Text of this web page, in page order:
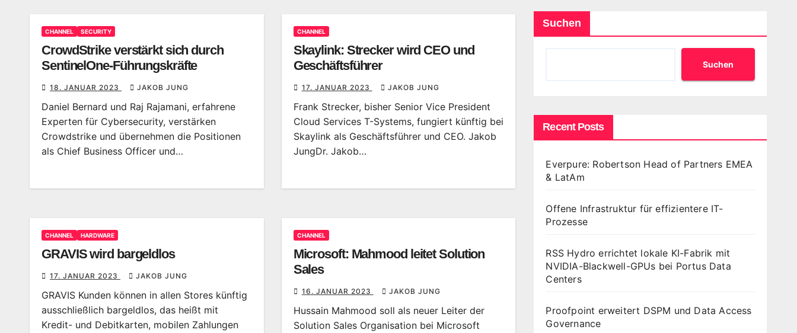
CHANNEL SECURITY
CrowdStrike verstärkt sich durch
SentinelOne-Führungskräfte
18. JANUAR 2023 JAKOB JUNG
Daniel Bernard und Raj Rajamani, erfahrene
Experten für Cybersecurity, verstärken
Crowdstrike und übernehmen die Positionen
als Chief Business Officer und…
CHANNEL
Skaylink: Strecker wird CEO und
Geschäftsführer
17. JANUAR 2023 JAKOB JUNG
Frank Strecker, bisher Senior Vice President
Cloud Services T-Systems, fungiert künftig bei
Skaylink als Geschäftsführer und CEO. Jakob
JungDr. Jakob…
CHANNEL HARDWARE
GRAVIS wird bargeldlos
17. JANUAR 2023 JAKOB JUNG
GRAVIS Kunden können in allen Stores künftig
ausschließlich bargeldlos, das heißt mit
Kredit- und Debitkarten, mobilen Zahlungen
CHANNEL
Microsoft: Mahmood leitet Solution
Sales
16. JANUAR 2023 JAKOB JUNG
Hussain Mahmood soll als neuer Leiter der
Solution Sales Organisation bei Microsoft
Suchen
Suchen
Recent Posts
Everpure: Robertson Head of Partners EMEA
& LatAm
Offene Infrastruktur für effizientere IT-
Prozesse
RSS Hydro errichtet lokale KI-Fabrik mit
NVIDIA-Blackwell-GPUs bei Portus Data
Centers
Proofpoint erweitert DSPM und Data Access
Governance